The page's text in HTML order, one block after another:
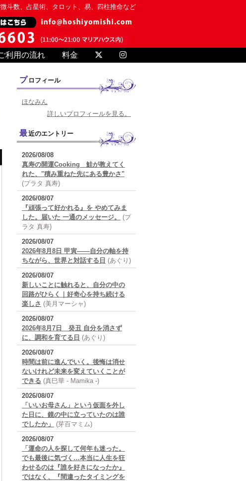
斗数、占星術、タロット、易、四柱推命など
利用の流れ 料金
プロフィール
ほなみん
詳しいプロフィールを見る。
最近のエントリー
2026/08/08
真寿の開運Cooking 鮭が教えてく
れた、"積み重ねた先にある豊かさ"
(プラタ 真寿)
2026/08/07
『頑張って好かれる』を やめてみま
した。届いた 一通のメッセージ。
(プ
ラタ 真寿)
2026/08/07
2026年8月8日 甲寅――自分の軸を持
ちながら、世界と対話する日 (あぐり)
2026/08/07
新しいことに触れると、自分の中の
回路がひらく｜好奇心を持ち続ける
楽しさ (美月マーシャ)
2026/08/07
2026年8月7日 癸丑 自分を消さず
に、調和を育てる日 (あぐり)
2026/08/07
時間は前に進んでいく。後悔は消せ
ないけれど未来を変えていくことが
できる (真巳華 - Mamika -)
2026/08/07
「いいお母さん」という仮面を外し
た日に、鏡の中に立っていたのは誰
でしたか」
(芽百マミム)
2026/08/07
「運命の人を探して何年も迷った。
でも最後に気づく…本当に人生を狂
わせるのは『誰を好きになったか』
ではなく、『間違ったタイミングを